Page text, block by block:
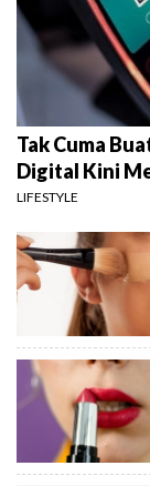
Tak Cuma
Digital Kini
LIFESTYLE